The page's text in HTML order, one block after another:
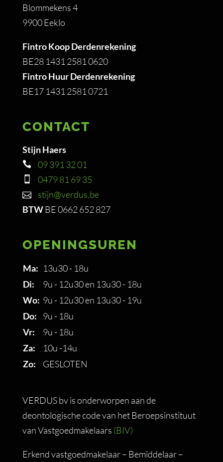
Blommekens 4
9900 Eeklo
Fintro Koop Derdenrekening
BE28 1431 2581 0620
Fintro Huur Derdenrekening
BE17 1431 2581 0721
CONTACT
Stijn Haers
09 391 32 01
0479 81 69 35
stijn@verdus.be
BTWBE 0662 652 827
OPENINGSUREN
Ma: 13u30 - 18u
Di:
9u - 12u30 en 13u30 - 18u
Wo: 9u - 12u30 en 13u30 - 19u
Do:
9u - 18u
Vr:
9u - 18u
Za:
10u -14u
Zo:
GESLOTEN
VERDUS bv is onderworpen aan de
deontologische code van het Beroepsinstituut
van Vastgoedmakelaars (BIV)
Erkend vastgoedmakelaar – Bemiddelaar –